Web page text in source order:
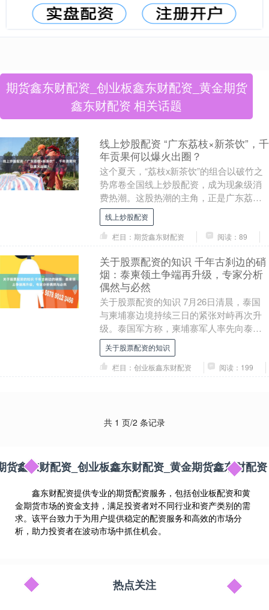
期货鑫东财配资_创业板鑫东财配资_黄金期货
鑫东财配资 相关话题
线上炒股配资 “广东荔枝×新茶饮”，千
年贡果何以爆火出圈？
这个夏天，“荔枝x新茶饮”的组合以破竹之
势席卷全国线上炒股配资，成为现象级消
费热潮。这股热潮的主角，正是广东荔
枝。 从茶百道1小时售出5万杯的“荔枝冰
奶”，到瑞....
线上炒股配资
栏目：期货鑫东财配资
阅读：89
关于股票配资的知识 千年古刹边的硝
烟：泰柬领土争端再升级，专家分析
偶然与必然
关于股票配资的知识 7月26日清晨，泰国
与柬埔寨边境持续三日的紧张对峙再次升
级。泰国军方称，柬埔寨军人率先向泰方
士兵开火，泰军随即反击。柬埔寨国防部
则强烈谴责泰....
关于股票配资的知识
栏目：创业板鑫东财配资
阅读：199
共 1 页/2 条记录
货鑫东财配资_创业板鑫东财配资_黄金期货鑫东财配资
鑫东财配资提供专业的期货配资服务，包括创业板配资和黄
金期货市场的资金支持，满足投资者对不同行业和资产类别的需
求。该平台致力于为用户提供稳定的配资服务和高效的市场分
析，助力投资者在波动市场中抓住机会。
热点关注